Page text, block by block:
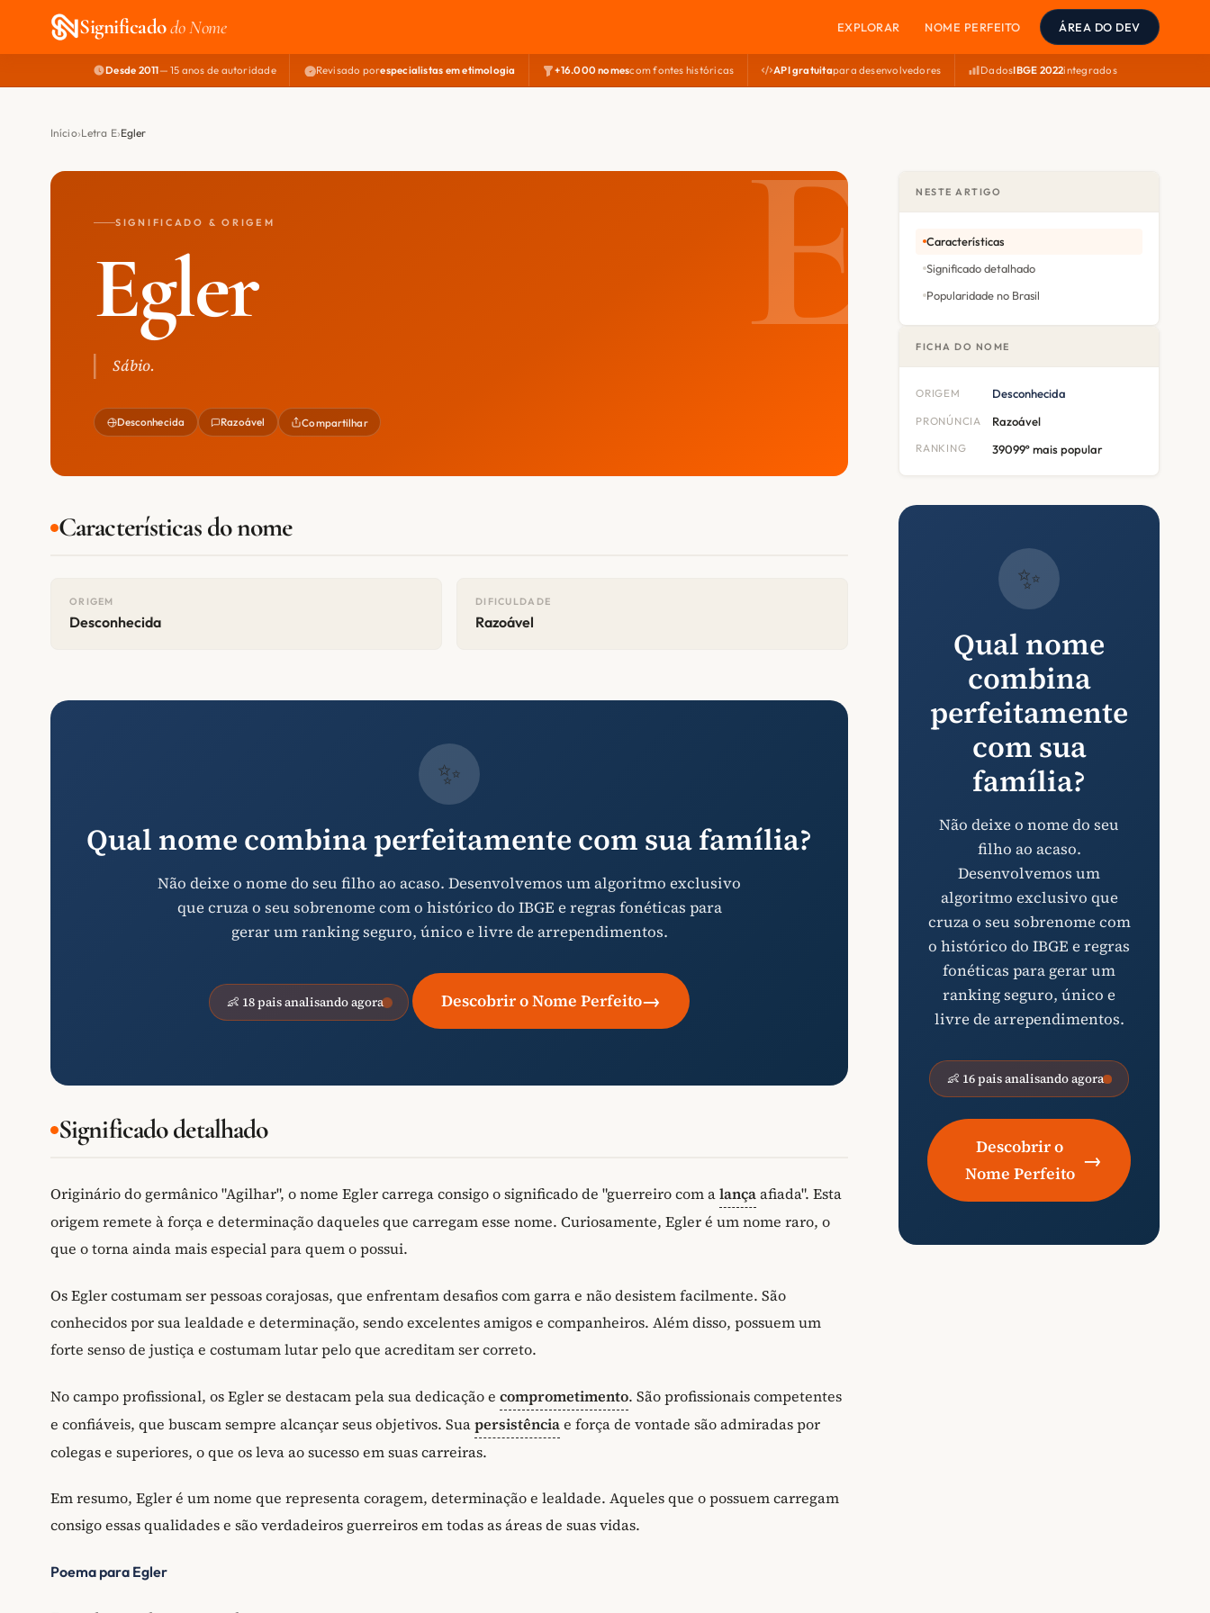
Significadodo Nome EXPLORAR NOME PERFEITO ÁREA DO DEV
Desde 2011— 15 anos de autoridade Revisado porespecialistas em etimologia +16.000 nomescom fontes históricas API gratuitapara desenvolvedores DadosIBGE 2022integrados
Início Letra E Egler
SIGNIFICADO & ORIGEM
Egler
Sábio.
Desconhecida Razoável Compartilhar
Características do nome
ORIGEM
Desconhecida
DIFICULDADE
Razoável
✨
Qual nome combina perfeitamente com sua família?
Não deixe o nome do seu filho ao acaso. Desenvolvemos um algoritmo exclusivo
que cruza o seu sobrenome com o histórico do IBGE e regras fonéticas para
gerar um ranking seguro, único e livre de arrependimentos.
👶 18 pais analisando agora Descobrir o Nome Perfeito→
Significado detalhado
Originário do germânico "Agilhar", o nome Egler carrega consigo o significado de "guerreiro com alançaafiada". Esta
origem remete à força e determinação daqueles que carregam esse nome. Curiosamente, Egler é um nome raro, o
que o torna ainda mais especial para quem o possui.
Os Egler costumam ser pessoas corajosas, que enfrentam desafios com garra e não desistem facilmente. São
conhecidos por sua lealdade e determinação, sendo excelentes amigos e companheiros. Além disso, possuem um
forte senso de justiça e costumam lutar pelo que acreditam ser correto.
No campo profissional, os Egler se destacam pela sua dedicação e comprometimento. São profissionais competentes
e confiáveis, que buscam sempre alcançar seus objetivos. Suapersistênciae força de vontade são admiradas por
colegas e superiores, o que os leva ao sucesso em suas carreiras.
Em resumo, Egler é um nome que representa coragem, determinação e lealdade. Aqueles que o possuem carregam
consigo essas qualidades e são verdadeiros guerreiros em todas as áreas de suas vidas.
Poema para Egler
NESTE ARTIGO
Características
Significado detalhado
Popularidade no Brasil
FICHA DO NOME
ORIGEM Desconhecida
PRONÚNCIA Razoável
RANKING 39099º mais popular
✨
Qual nome
combina
perfeitamente
com sua
família?
Não deixe o nome do seu
filho ao acaso.
Desenvolvemos um
algoritmo exclusivo que
cruza o seu sobrenome com
o histórico do IBGE e regras
fonéticas para gerar um
ranking seguro, único e
livre de arrependimentos.
👶 16 pais analisando agora
Descobrir o
Nome Perfeito
→